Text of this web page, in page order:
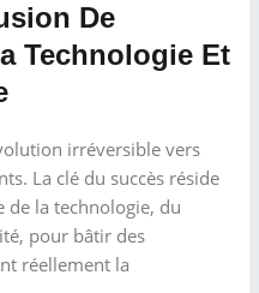
De
Technologie Et
irréversible vers
La clé du succès réside
de la technologie, du
pour bâtir des
réellement la